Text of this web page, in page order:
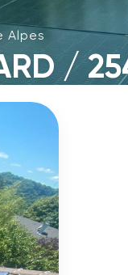
Alpes
/